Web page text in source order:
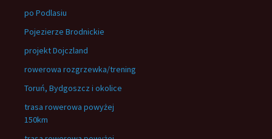
po Podlasiu
Pojezierze Brodnickie
projekt Dojczland
rowerowa rozgrzewka/trening
Toruń, Bydgoszcz i okolice
trasa rowerowa powyżej
150km